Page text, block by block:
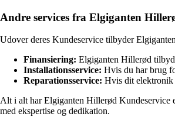
Andre services fra Elgiganten
Udover deres Kundeservice tilbyder
Finansiering: Elgiganten Hillerød
Installationsservice: Hvis du har brug
Reparationsservice: Hvis dit elektronik
Alt i alt har Elgiganten Hillerød Kundeservice
med ekspertise og dedikation.